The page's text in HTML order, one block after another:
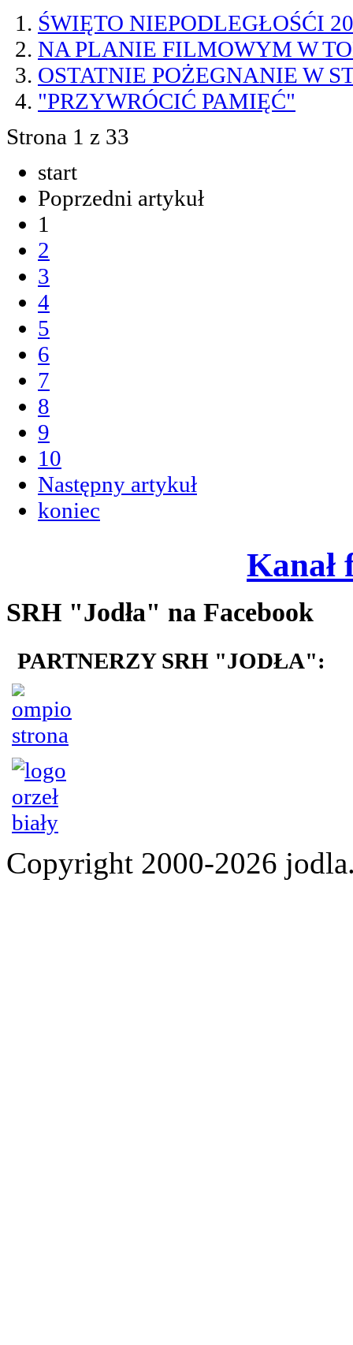
ŚWIĘTO NIEPODLEGŁOŚĆI
NA PLANIE FILMOWYM W
OSTATNIE POŻEGNANIE W
"PRZYWRÓCIĆ PAMIĘĆ"
Strona 1 z 33
start
Poprzedni artykuł
1
2
3
4
5
6
7
8
9
10
Następny artykuł
koniec
SRH "Jodła" na Facebook
PARTNERZY SRH "JODŁA":
Copyright 2000-2026